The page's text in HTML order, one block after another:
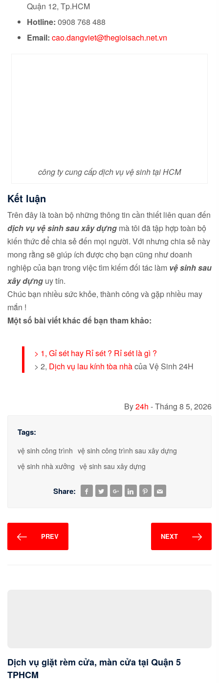
Quận 12, Tp.HCM
Hotline: 0908 768 488
Email: cao.dangviet@thegioisach.net.vn
công ty cung cấp dịch vụ vệ sinh tại HCM
Kết luận
Trên đây là toàn bộ những thông tin cần thiết liên quan đến
dịch vụ vệ sinh sau xây dựng mà tôi đã tập hợp toàn bộ
kiến thức để chia sẻ đến mọi người. Với nhưng chia sẻ này
mong rằng sẽ giúp ích được chọ bạn cũng như doanh
nghiệp của bạn trong việc tìm kiếm đối tác làm vệ sinh sau
xây dựng uy tín.
Chúc bạn nhiều sức khỏe, thành công và gặp nhiều may
mắn !
Một số bài viết khác để bạn tham khảo:
> 1, Gỉ sét hay Rỉ sét ? Rỉ sét là gì ?
> 2, Dịch vụ lau kính tòa nhàcủa Vệ Sinh 24H
By24h -Tháng 8 5, 2026
Tags:
vệ sinh công trình vệ sinh công trình sau xây dựng
vệ sinh nhà xưởng vệ sinh sau xây dựng
Share:
PREV NEXT
Dịch vụ giặt rèm cửa, màn cửa tại Quận 5
TPHCM